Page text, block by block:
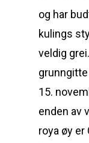
og har
kulings
veldig
15.
enden av
roya øy er